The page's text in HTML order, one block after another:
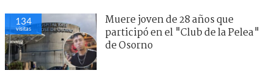
134
visitas
Muere joven de 28 años que
participó en el "Club de la Pelea"
de Osorno